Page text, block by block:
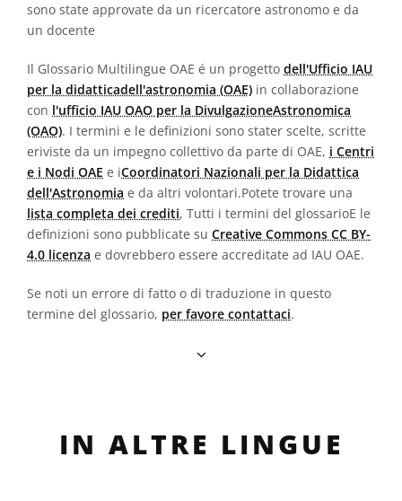
sono state approvate da un ricercatore astronomo e da
un docente
Il Glossario Multilingue OAE é un progetto dell'Ufficio IAU
per la didatticadell'astronomia (OAE) in collaborazione
con l'ufficio IAU OAO per la DivulgazioneAstronomica
(OAO). I termini e le definizioni sono stater scelte, scritte
eriviste da un impegno collettivo da parte di OAE, i Centri
e i Nodi OAE e iCoordinatori Nazionali per la Didattica
dell'Astronomia e da altri volontari.Potete trovare una
lista completa dei crediti, Tutti i termini del glossarioE le
definizioni sono pubblicate su Creative Commons CC BY-
4.0 licenza e dovrebbero essere accreditate ad IAU OAE.
Se noti un errore di fatto o di traduzione in questo
termine del glossario, per favore contattaci.
IN ALTRE LINGUE